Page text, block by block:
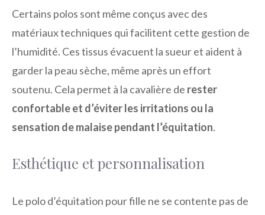
Certains polos sont même conçus avec des
matériaux techniques qui facilitent cette gestion de
l’humidité. Ces tissus évacuent la sueur et aident à
garder la peau sèche, même après un effort
soutenu. Cela permet à la cavalière de rester
confortable et d’éviter les irritations ou la
sensation de malaise pendant l’équitation.
Esthétique et personnalisation
Le polo d’équitation pour fille ne se contente pas de